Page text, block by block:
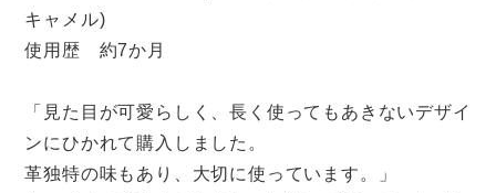
キャメル)
使用歴 約7か月
「見た目が可愛らしく、長く使ってもあきないデザイ
ンにひかれて購入しました。
革独特の味もあり、大切に使っています。」